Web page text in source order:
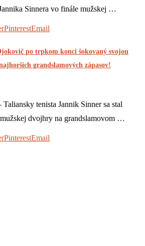
Sinnera vo finále mužskej …
PinterestEmail
po trpkom konci šokovaný svojou
grandslamových zápasov!
tenista Jannik Sinner sa stal
dvojhry na grandslamovom …
PinterestEmail